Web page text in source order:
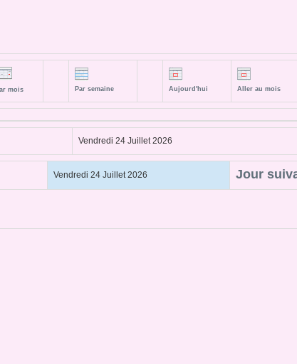
mois Par semaine Aujourd'hui Aller au mois
Vendredi 24 Juillet 2026
Vendredi 24 Juillet 2026 Jour